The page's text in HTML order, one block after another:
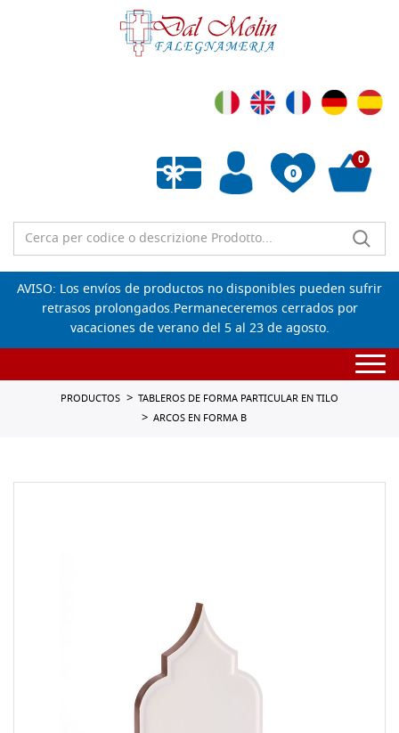
0
Lista de deseos vacía
0
AVISO: Los envíos de productos no disponibles pueden sufrir
retrasos prolongados.Permaneceremos cerrados por
vacaciones de verano del 5 al 23 de agosto.
PRODUCTOS
TABLEROS DE FORMA PARTICULAR EN TILO
ARCOS EN FORMA B